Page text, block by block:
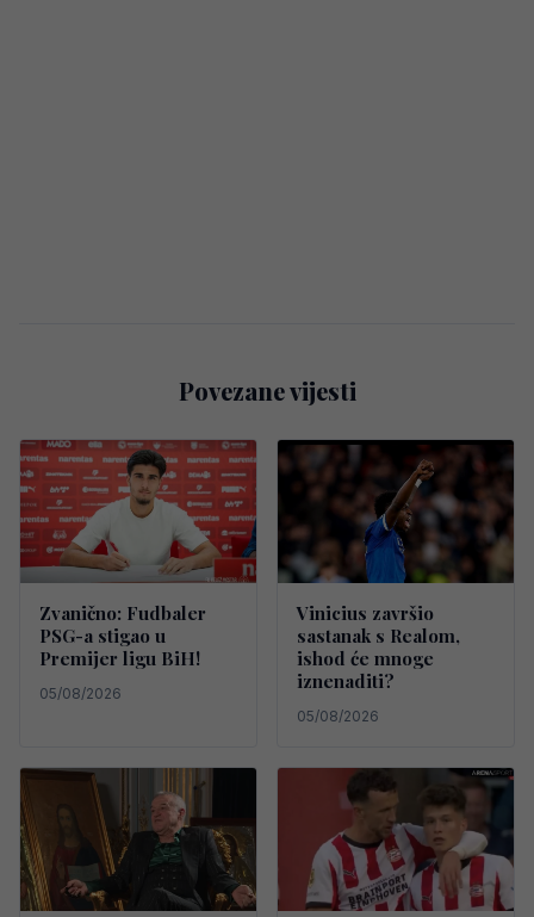
Povezane vijesti
Zvanično: Fudbaler
PSG-a stigao u
Premijer ligu BiH!
05/08/2026
Vinicius završio
sastanak s Realom,
ishod će mnoge
iznenaditi?
05/08/2026